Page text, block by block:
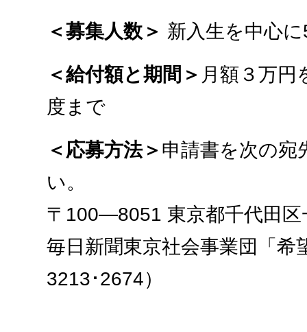
＜募集人数＞ 新入生を中心
＜給付額と期間＞ 月額３万円
度まで
＜応募方法＞ 申請書を次の宛
い。
〒100―8051 東京都千代田区
毎日新聞東京社会事業団「
3213･2674）